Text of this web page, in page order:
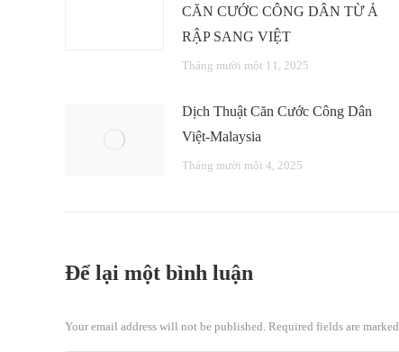
CĂN CƯỚC CÔNG DÂN TỪ Ả
RẬP SANG VIỆT
Tháng mười một 11, 2025
Dịch Thuật Căn Cước Công Dân
Việt-Malaysia
Tháng mười một 4, 2025
Để lại một bình luận
Your email address will not be published. Required fields are marked